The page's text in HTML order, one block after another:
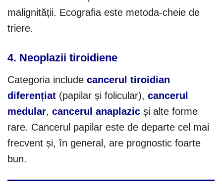
malignității. Ecografia este metoda-cheie de
triere.
4. Neoplazii tiroidiene
Categoria include cancerul tiroidian
diferențiat (papilar și folicular), cancerul
medular, cancerul anaplazic și alte forme
rare. Cancerul papilar este de departe cel mai
frecvent și, în general, are prognostic foarte
bun.